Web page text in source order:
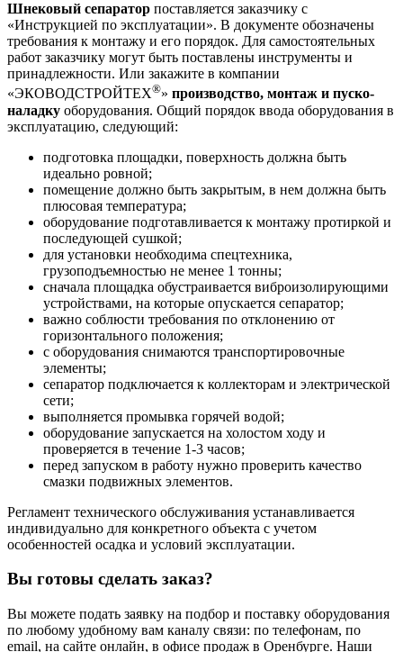
Шнековый сепаратор поставляется заказчику с
«Инструкцией по эксплуатации». В документе обозначены
требования к монтажу и его порядок. Для самостоятельных
работ заказчику могут быть поставлены инструменты и
принадлежности. Или закажите в компании
«ЭКОВОДСТРОЙТЕХ®» производство, монтаж и пуско-
наладку оборудования. Общий порядок ввода оборудования в
эксплуатацию, следующий:
подготовка площадки, поверхность должна быть
идеально ровной;
помещение должно быть закрытым, в нем должна быть
плюсовая температура;
оборудование подготавливается к монтажу протиркой и
последующей сушкой;
для установки необходима спецтехника,
грузоподъемностью не менее 1 тонны;
сначала площадка обустраивается виброизолирующими
устройствами, на которые опускается сепаратор;
важно соблюсти требования по отклонению от
горизонтального положения;
с оборудования снимаются транспортировочные
элементы;
сепаратор подключается к коллекторам и электрической
сети;
выполняется промывка горячей водой;
оборудование запускается на холостом ходу и
проверяется в течение 1-3 часов;
перед запуском в работу нужно проверить качество
смазки подвижных элементов.
Регламент технического обслуживания устанавливается
индивидуально для конкретного объекта с учетом
особенностей осадка и условий эксплуатации.
Вы готовы сделать заказ?
Вы можете подать заявку на подбор и поставку оборудования
по любому удобному вам каналу связи: по телефонам, по
email, на сайте онлайн, в офисе продаж в Оренбурге. Наши